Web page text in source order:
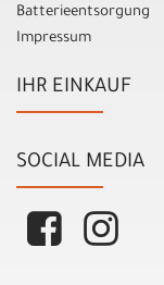
Batterieentsorgung
Impressum
IHR EINKAUF
SOCIAL MEDIA